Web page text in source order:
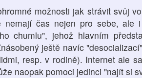
možnosti jak strávit svůj
nemají čas nejen pro sebe, ale
chumlu", jehož hlavním
ještě navíc
resp. v rodině). Internet ale
naopak pomoci jedinci "najít si